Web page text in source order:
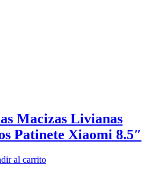
Macizas Livianas
Patinete Xiaomi 8.5″
al carrito